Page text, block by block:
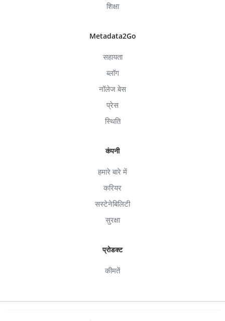
शिक्षा
Metadata2Go
सहायता
ब्लॉग
नॉलेज बेस
प्रेस
स्थिति
कंपनी
हमारे बारे में
करियर
सस्टेनेबिलिटी
सुरक्षा
प्रोडक्ट
कीमतें